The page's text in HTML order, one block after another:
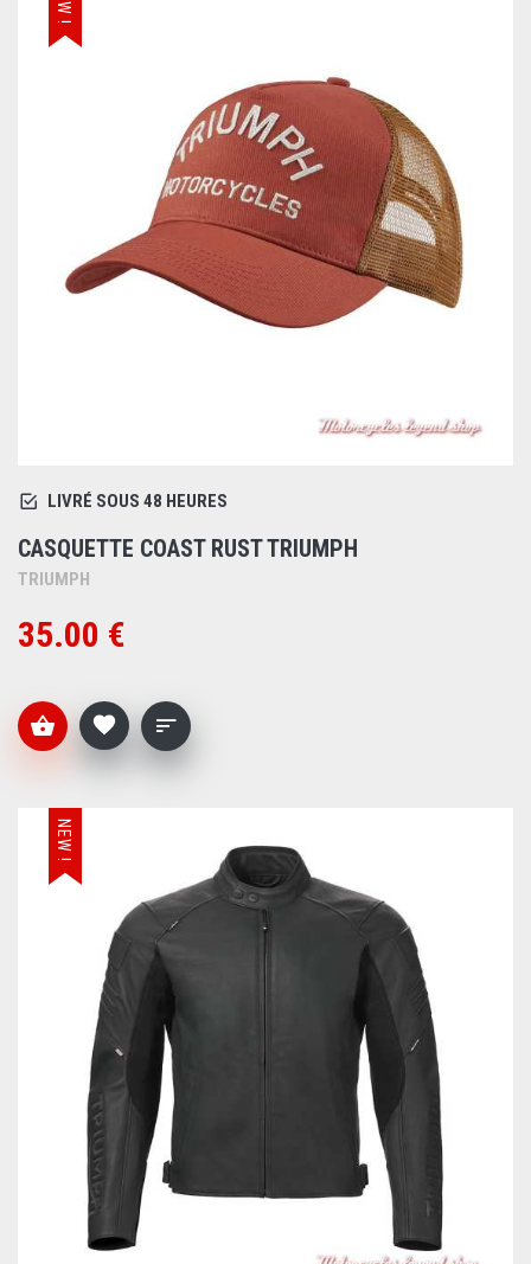
LIVRÉ SOUS 48 HEURES
CASQUETTE COAST RUST TRIUMPH
TRIUMPH
35.00 €
NEW !